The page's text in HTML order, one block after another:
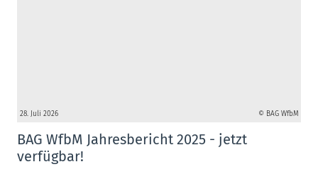
28. Juli 2026 © BAG WfbM
BAG WfbM Jahresbericht 2025 - jetzt
verfügbar!